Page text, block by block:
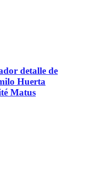
detalle de
Huerta
Matus